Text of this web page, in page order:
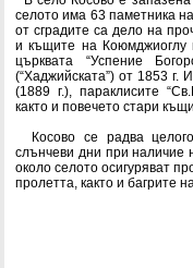
селото има 63 паметника
от сградите са дело на
и къщите на Коюмджиоглу
църквата “Успение
(“Хаджийската”) от 1853
(1889 г.), параклисите
както и повечето стари
Косово се радва
слънчеви дни при наличие
около селото осигуряват
пролетта, както и багрите